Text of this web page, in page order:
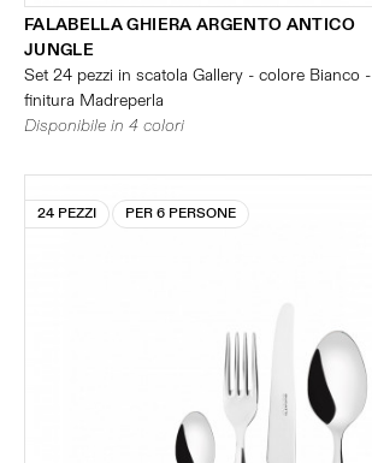
FALABELLA GHIERA ARGENTO ANTICO
JUNGLE
Set 24 pezzi in scatola Gallery - colore Bianco -
finitura Madreperla
Disponibile in 4 colori
24 PEZZI PER 6 PERSONE